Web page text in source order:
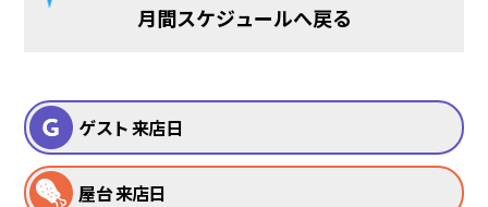
月間スケジュールへ戻る
ゲスト 来店日
屋台 来店日